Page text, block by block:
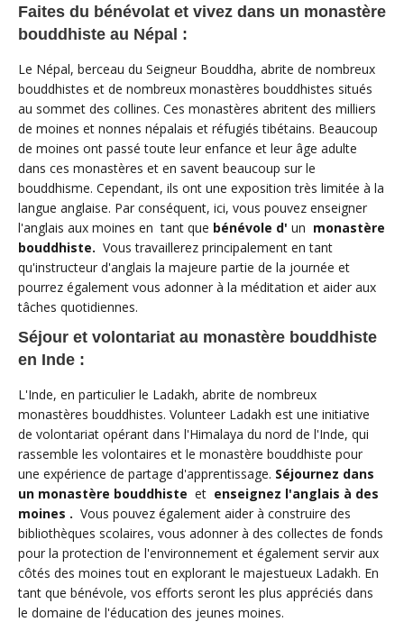
Faites du bénévolat et vivez dans un monastère
bouddhiste au Népal :
Le Népal, berceau du Seigneur Bouddha, abrite de nombreux
bouddhistes et de nombreux monastères bouddhistes situés
au sommet des collines. Ces monastères abritent des milliers
de moines et nonnes népalais et réfugiés tibétains. Beaucoup
de moines ont passé toute leur enfance et leur âge adulte
dans ces monastères et en savent beaucoup sur le
bouddhisme. Cependant, ils ont une exposition très limitée à la
langue anglaise. Par conséquent, ici, vous pouvez enseigner
l'anglais aux moines en tant que bénévole d' un monastère
bouddhiste. Vous travaillerez principalement en tant
qu'instructeur d'anglais la majeure partie de la journée et
pourrez également vous adonner à la méditation et aider aux
tâches quotidiennes.
Séjour et volontariat au monastère bouddhiste
en Inde :
L'Inde, en particulier le Ladakh, abrite de nombreux
monastères bouddhistes. Volunteer Ladakh est une initiative
de volontariat opérant dans l'Himalaya du nord de l'Inde, qui
rassemble les volontaires et le monastère bouddhiste pour
une expérience de partage d'apprentissage. Séjournez dans
un monastère bouddhiste et enseignez l'anglais à des
moines . Vous pouvez également aider à construire des
bibliothèques scolaires, vous adonner à des collectes de fonds
pour la protection de l'environnement et également servir aux
côtés des moines tout en explorant le majestueux Ladakh. En
tant que bénévole, vos efforts seront les plus appréciés dans
le domaine de l'éducation des jeunes moines.